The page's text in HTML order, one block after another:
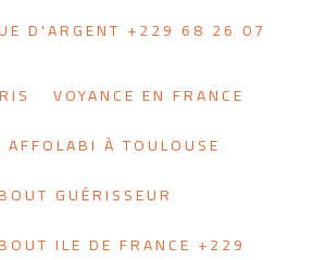
D'ARGENT +229 68 26 07
VOYANCE EN FRANCE
AFFOLABI À TOULOUSE
GUÉRISSEUR
ILE DE FRANCE +229